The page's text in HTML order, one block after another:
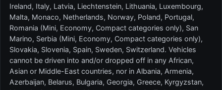
Ireland, Italy, Latvia, Liechtenstein, Lithuania, Luxembourg,
Malta, Monaco, Netherlands, Norway, Poland, Portugal,
Romania (Mini, Economy, Compact categories only), San
Marino, Serbia (Mini, Economy, Compact categories only),
Slovakia, Slovenia, Spain, Sweden, Switzerland. Vehicles
cannot be driven into and/or dropped off in any African,
Asian or Middle-East countries, nor in Albania, Armenia,
Azerbaijan, Belarus, Bulgaria, Georgia, Greece, Kyrgyzstan,